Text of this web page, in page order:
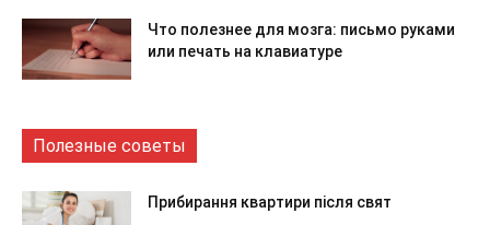
Что полезнее для мозга: письмо руками
или печать на клавиатуре
Полезные советы
Прибирання квартири після свят